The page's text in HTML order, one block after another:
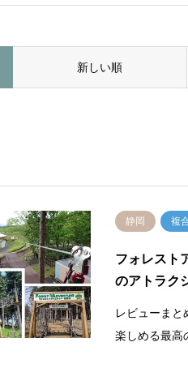
新しい順
静岡 複
フォレスト
のアトラク
レビューまと
楽しめる最高